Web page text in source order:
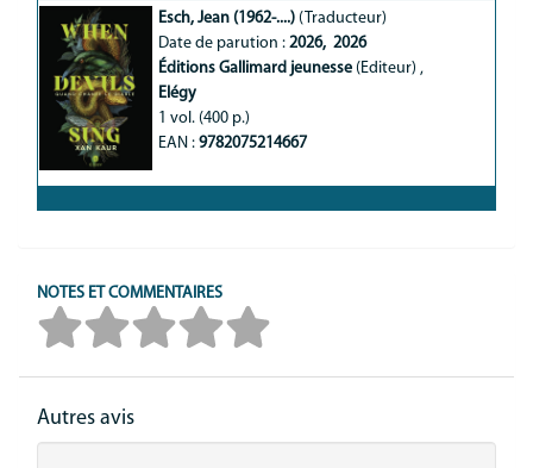
Esch, Jean (1962-....) (Traducteur)
Date de parution : 2026, 2026
Éditions Gallimard jeunesse (Editeur) ,
Elégy
1 vol. (400 p.)
EAN : 9782075214667
NOTES ET COMMENTAIRES
Autres avis